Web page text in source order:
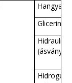
Glicerin
Hidraulika
(ásványi)
Hidrogén-